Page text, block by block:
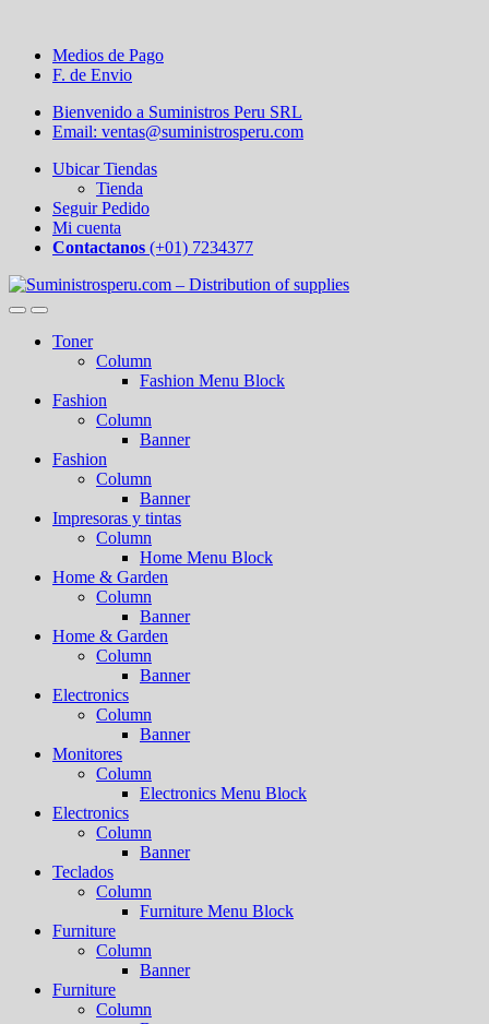
Medios de Pago
F. de Envio
Bienvenido a Suministros Peru SRL
Email: ventas@suministrosperu.com
Ubicar Tiendas
Tienda
Seguir Pedido
Mi cuenta
Contactanos (+01) 7234377
Toner
Column
Fashion Menu Block
Fashion
Column
Banner
Fashion
Column
Banner
Impresoras y tintas
Column
Home Menu Block
Home & Garden
Column
Banner
Home & Garden
Column
Banner
Electronics
Column
Banner
Monitores
Column
Electronics Menu Block
Electronics
Column
Banner
Teclados
Column
Furniture Menu Block
Furniture
Column
Banner
Furniture
Column